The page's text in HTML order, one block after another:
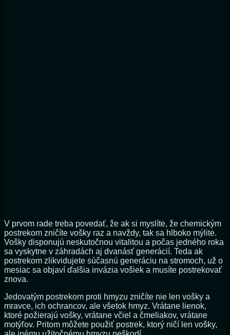
V prvom rade treba povedať, že ak si myslíte, že chemickým
postrekom zničíte vošky raz a navždy, tak sa hlboko mýlite.
Vošky disponujú neskutočnou vitalitou a počas jedného roka
sa vyskytne v záhradách aj dvanásť generácií. Teda ak
postrekom zlikvidujete súčasnú generáciu na stromoch, už o
mesiac sa objaví ďalšia invázia vošiek a musíte postrekovať
znova.
Jedovatým postrekom proti hmyzu zničíte nie len vošky a
mravce, ich ochrancov, ale všetok hmyz. Vrátane lienok,
ktoré požierajú vošky, vrátane včiel a čmeliakov, vrátane
motýľov. Pritom môžete použiť postrek, ktorý ničí len vošky,